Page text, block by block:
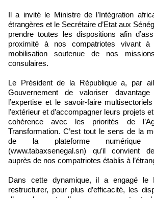
Il a invité le Ministre de l’Intégration
étrangères et le Secrétaire d’Etat aux
prendre toutes les dispositions afin
proximité à nos compatriotes vivant à
mobilisation soutenue de nos
consulaires.
Le Président de la République a, par
Gouvernement de valoriser
l’expertise et le savoir-faire
l’extérieur et d’accompagner leurs projets
cohérence avec les priorités de
Transformation. C’est tout le sens de la
de la plateforme numérique
(www.tabaxsenegal.sn) qu’il convient
auprès de nos compatriotes établis à
Dans cette dynamique, il a engagé le
restructurer, pour plus d’efficacité, les